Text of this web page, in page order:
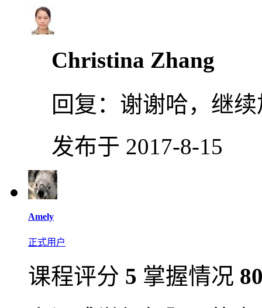
Christina Zhang
回复： 谢谢哈，继
发布于 2017-8-15
Amely
正式用户
课程评分 5 掌握情况